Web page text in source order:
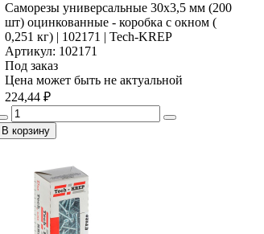
Саморезы универсальные 30х3,5 мм (200
шт) оцинкованные - коробка с окном (
0,251 кг) | 102171 | Tech-KREP
Артикул: 102171
Под заказ
Цена может быть не актуальной
224,44 ₽
В корзину